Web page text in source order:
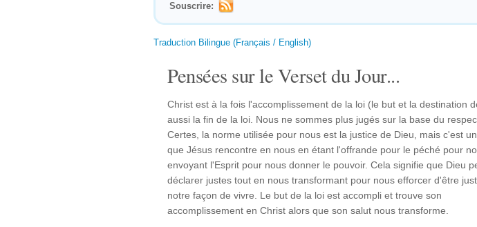
Souscrire:
Traduction Bilingue (Français / English)
Pensées sur le Verset du Jour...
Christ est à la fois l'accomplissement de la loi (le but et la destination
aussi la fin de la loi. Nous ne sommes plus jugés sur la base du
Certes, la norme utilisée pour nous est la justice de Dieu, mais c'est
que Jésus rencontre en nous en étant l'offrande pour le péché pour
envoyant l'Esprit pour nous donner le pouvoir. Cela signifie que Dieu
déclarer justes tout en nous transformant pour nous efforcer d'être
notre façon de vivre. Le but de la loi est accompli et trouve son
accomplissement en Christ alors que son salut nous transforme.